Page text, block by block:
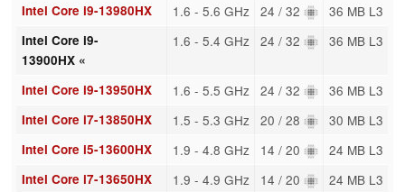
Intel Core i9-13980HX 1.6 - 5.6 GHz 24 / 32 36 MB L3
Intel Core i9-
13900HX «
1.6 - 5.4 GHz 24 / 32 36 MB L3
Intel Core i9-13950HX 1.6 - 5.5 GHz 24 / 32 36 MB L3
Intel Core i7-13850HX 1.5 - 5.3 GHz 20 / 28 30 MB L3
Intel Core i5-13600HX 1.9 - 4.8 GHz 14 / 20 24 MB L3
Intel Core i7-13650HX 1.9 - 4.9 GHz 14 / 20 24 MB L3